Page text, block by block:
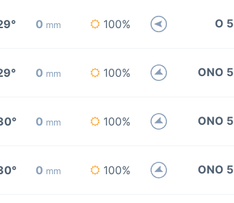
0 mm 100% O 5
0 mm 100% ONO 5
0 mm 100% ONO 5
0 mm 100% ONO 5